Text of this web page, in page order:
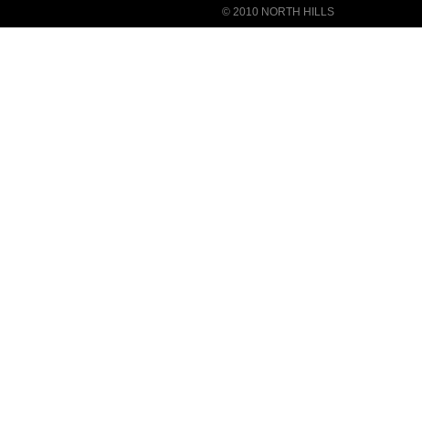
© 2010 NORTH HILLS